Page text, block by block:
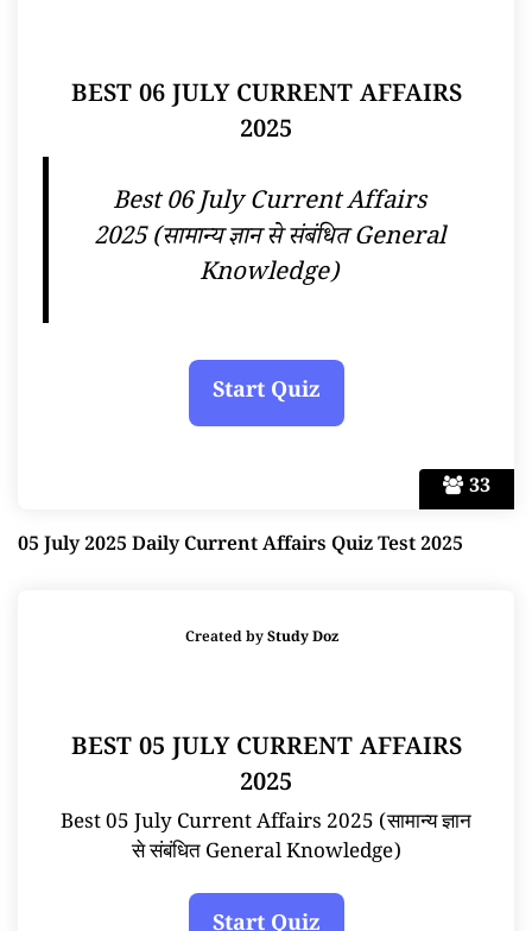
33
BEST 06 JULY CURRENT AFFAIRS
2025
Best 06 July Current Affairs
2025 (सामान्य ज्ञान से संबंधित General
Knowledge)
05 July 2025 Daily Current Affairs Quiz Test 2025
Created byStudy Doz
BEST 05 JULY CURRENT AFFAIRS
2025
Best 05 July Current Affairs 2025 (सामान्य ज्ञान
से संबंधित General Knowledge)